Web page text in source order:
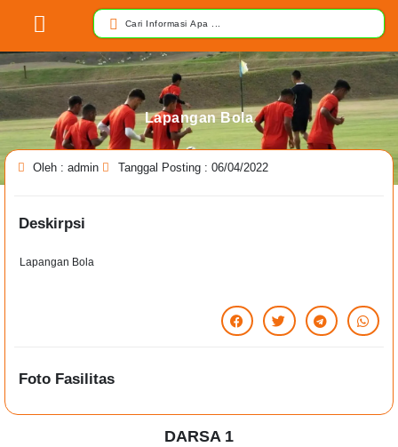
Lapangan Bola
Oleh : admin Tanggal Posting : 06/04/2022
Deskirpsi
Lapangan Bola
Foto Fasilitas
DARSA 1